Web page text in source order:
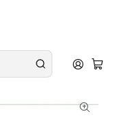
Mega Alvarinho